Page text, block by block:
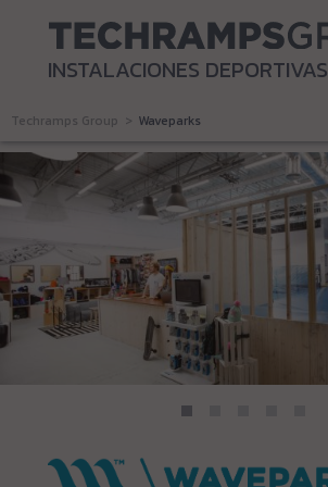
INSTALACIONES DEPORTIVAS
Techramps Group Waveparks